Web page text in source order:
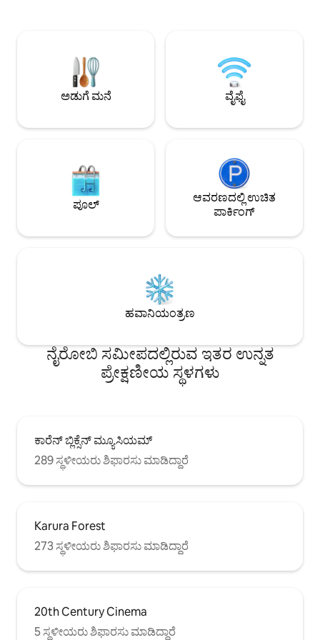
ಕಲಾತ್ಮಕ ಗಾಜಿನ ತುಣುಕುಗಳಿಗೆ ಹೆಸರುವಾಸಿಯಾಗಿದೆ.
ನೈರೋಬಿಯ ಹೊರವಲಯದಲ್ಲಿ, ಕ್ಯಾರನ್‌ನಿಂದ 50
ನಿಮಿಷಗಳು ಮತ್ತು ನೈರೋಬಿ ಕೇಂದ್ರದಿಂದ 70
ನಿಮಿಷಗಳು.
ಉದ್ಯಾನಕ್ಕೆ
ಮತ್ತು ಸ್ನೇಹಿತರಿಗೆ
ಅಡುಗೆ ಮನೆ ವೈಫೈ
ಪೂಲ್
ಆವರಣದಲ್ಲಿ ಉಚಿತ
ಪಾರ್ಕಿಂಗ್
ಹವಾನಿಯಂತ್ರಣ
ನೈರೋಬಿ ಸಮೀಪದಲ್ಲಿರುವ ಇತರ ಉನ್ನತ
ಪ್ರೇಕ್ಷಣೀಯ ಸ್ಥಳಗಳು
ಕಾರೆನ್ ಬ್ಲಿಕ್ಸೆನ್ ಮ್ಯೂಸಿಯಮ್
289 ಸ್ಥಳೀಯರು ಶಿಫಾರಸು ಮಾಡಿದ್ದಾರೆ
Karura Forest
273 ಸ್ಥಳೀಯರು ಶಿಫಾರಸು ಮಾಡಿದ್ದಾರೆ
20th Century Cinema
5 ಸ್ಥಳೀಯರು ಶಿಫಾರಸು ಮಾಡಿದ್ದಾರೆ